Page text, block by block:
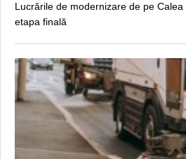
Lucrările de modernizare de pe
etapa finală